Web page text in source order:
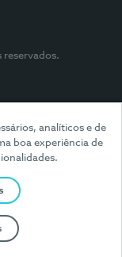
analíticos e de
boa experiência de
reservados.